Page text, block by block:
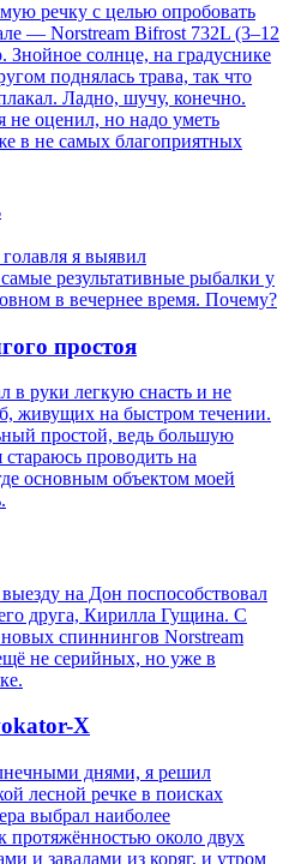
речку с целью опробовать
— Norstream Bifrost 732L (3–12
солнце, на градуснике
поднялась трава, так что
Ладно, шучу, конечно.
не оценил, но надо уметь
в не самых благоприятных
я выявил
результативные рыбалки у
в вечернее время. Почему?
простоя
в руки легкую снасть и не
живущих на быстром течении.
простой, ведь большую
проводить на
основным объектом моей
на Дон поспособствовал
друга, Кирилла Гущина. С
спиннингов Norstream
не серийных, но уже в
X
днями, я решил
лесной речке в поисках
выбрал наиболее
протяжённостью около двух
и завалами из коряг, и утром